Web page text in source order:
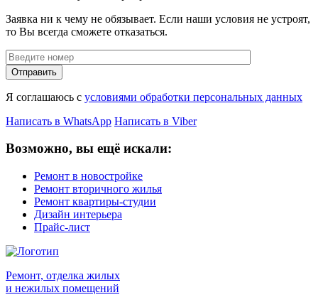
Заявка ни к чему не обязывает. Если наши условия не устроят,
то Вы всегда сможете отказаться.
Отправить
Я соглашаюсь с условиями обработки персональных данных
Написать в WhatsApp Написать в Viber
Возможно, вы ещё искали:
Ремонт в новостройке
Ремонт вторичного жилья
Ремонт квартиры-студии
Дизайн интерьера
Прайс-лист
Ремонт, отделка жилых
и нежилых помещений